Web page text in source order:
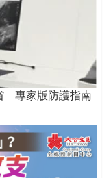
專家版防護指南